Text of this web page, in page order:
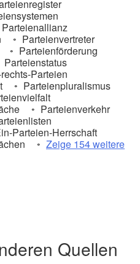
Parteienallianz
Parteienvertreter
Parteienförderung
Parteienstatus
Parteien
Parteienpluralismus
Parteienverkehr
Parteien-Herrschaft
Zeige 154 weitere
Quellen